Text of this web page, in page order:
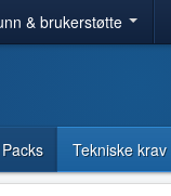
& brukerstøtte
Tekniske krav